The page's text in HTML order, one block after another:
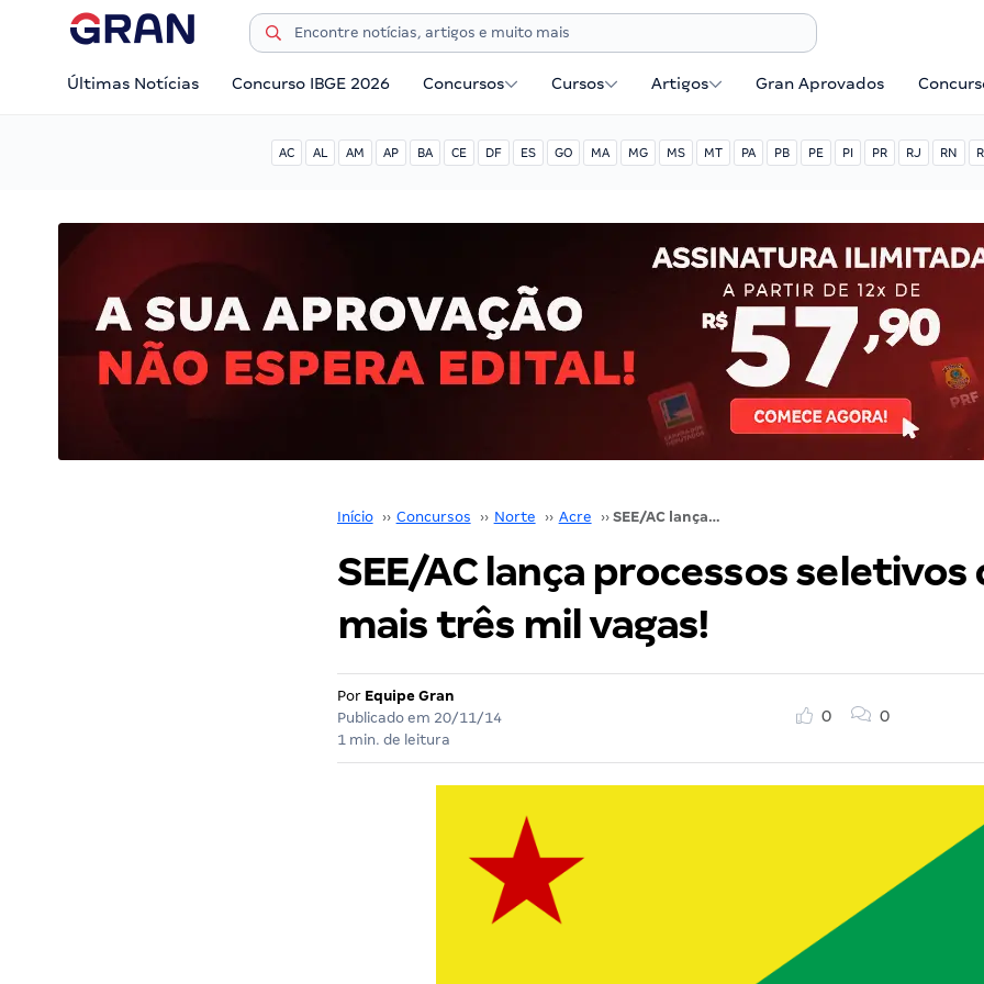
Últimas Notícias Concurso IBGE 2026 Concursos Cursos Artigos Gran Aprovados
AC AL AM AP BA CE DF ES GO MA MG MS MT PA PB PE PI PR RJ RN
Início ›› Concursos ›› Norte ›› Acre ›› SEE/AC lança processos seletivos com mais três mil vagas!
SEE/AC lança processos seletivos
mais três mil vagas!
Por Equipe Gran
Publicado em 20/11/14
1 min. de leitura
0 0